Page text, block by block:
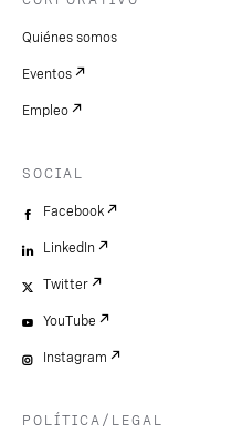
Quiénes somos
Eventos
Empleo
SOCIAL
Facebook
LinkedIn
Twitter
YouTube
Instagram
POLÍTICA/LEGAL